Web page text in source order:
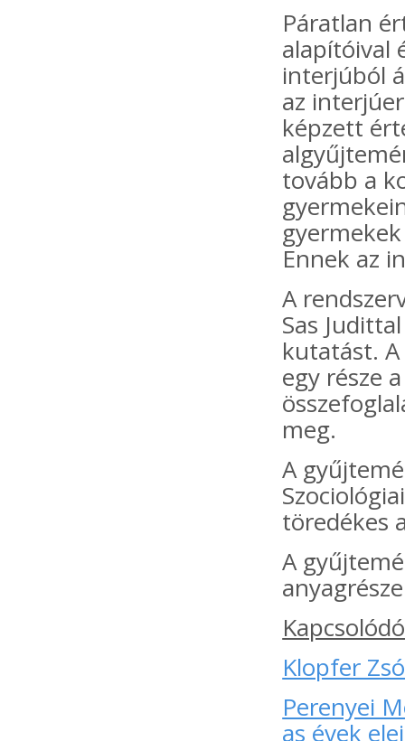
Páratlan
alapítóival
interjúból
az
képzett
tovább a
Ennek az
A
Sas
kutatást.
egy része
meg.
A
töredékes
A
Klopfer
Perenyei
as évek